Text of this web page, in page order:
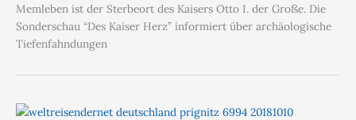
Memleben ist der Sterbeort des Kaisers Otto I. der Große. Die
Sonderschau “Des Kaiser Herz” informiert über archäologische
Tiefenfahndungen